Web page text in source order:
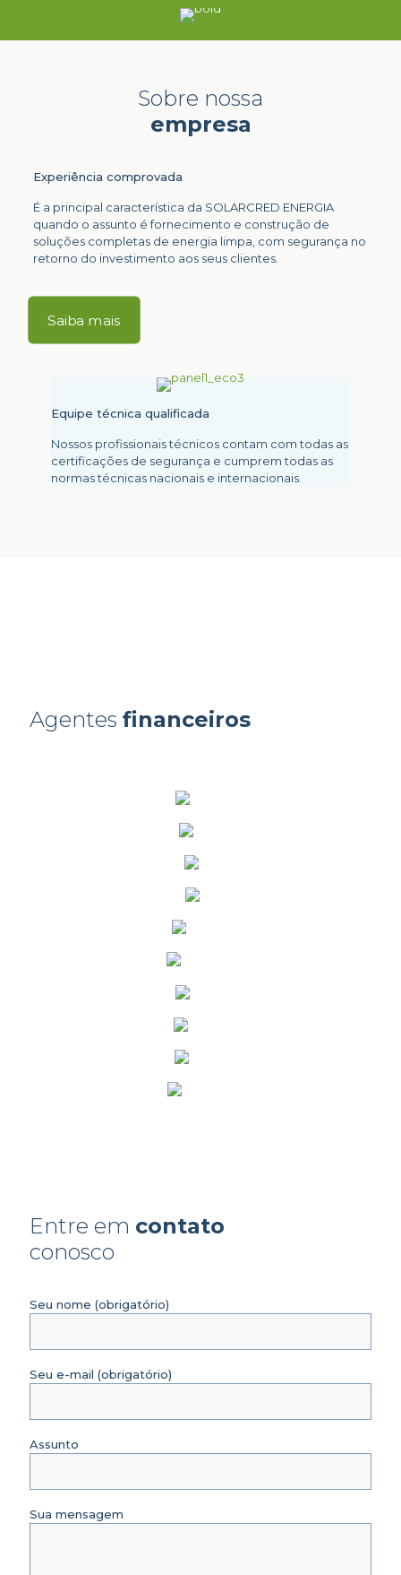
Sobre nossa
empresa
Experiência comprovada
É a principal característica da SOLARCRED ENERGIA
quando o assunto é fornecimento e construção de
soluções completas de energia limpa, com segurança no
retorno do investimento aos seus clientes.
Saiba mais
Equipe técnica qualificada
Nossos profissionais técnicos contam com todas as
certificações de segurança e cumprem todas as
normas técnicas nacionais e internacionais.
Agentes financeiros
Entre em contato
conosco
Seu nome (obrigatório)
Seu e-mail (obrigatório)
Assunto
Sua mensagem